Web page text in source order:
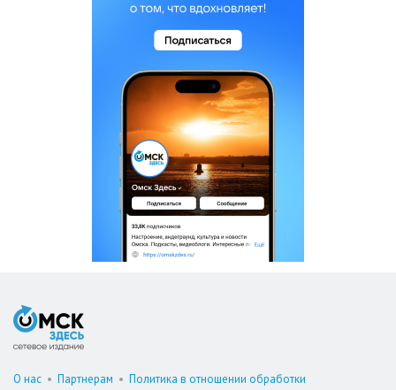
О нас • Партнерам • Политика в отношении обработки